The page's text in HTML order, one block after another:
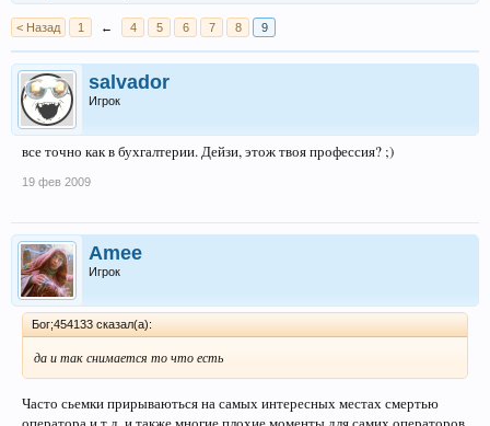
< Назад 1 ← 4 5 6 7 8 9
salvador
Игрок
все точно как в бухгалтерии. Дейзи, этож твоя профессия? ;)
19 фев 2009
Amee
Игрок
Бог;454133 сказал(а):
да и так снимается то что есть
Часто сьемки прирываються на самых интересных местах смертью